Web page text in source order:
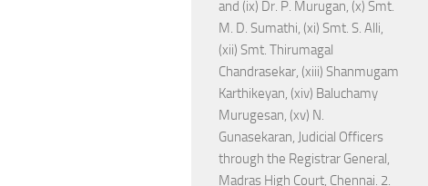
and (ix) Dr. P. Murugan, (x) Smt.
M. D. Sumathi, (xi) Smt. S. Alli,
(xii) Smt. Thirumagal
Chandrasekar, (xiii) Shanmugam
Karthikeyan, (xiv) Baluchamy
Murugesan, (xv) N.
Gunasekaran, Judicial Officers
through the Registrar General,
Madras High Court, Chennai. 2.